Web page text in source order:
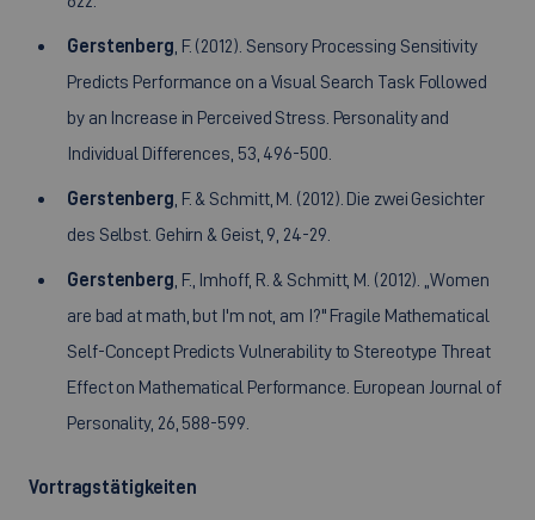
Gerstenberg , F. (2012). Sensory Processing Sensitivity
Predicts Performance on a Visual Search Task Followed
by an Increase in Perceived Stress. Personality and
Individual Differences, 53, 496-500.
Gerstenberg , F. & Schmitt, M. (2012). Die zwei Gesichter
des Selbst. Gehirn & Geist, 9, 24-29.
Gerstenberg , F., Imhoff, R. & Schmitt, M. (2012). „Women
are bad at math, but I'm not, am I?" Fragile Mathematical
Self-Concept Predicts Vulnerability to Stereotype Threat
Effect on Mathematical Performance. European Journal of
Personality, 26, 588-599.
Vortragstätigkeiten